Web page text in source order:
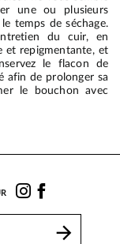
une ou plusieurs
temps de séchage.
du cuir, en
et repigmentante, et
le flacon de
afin de prolonger sa
le bouchon avec